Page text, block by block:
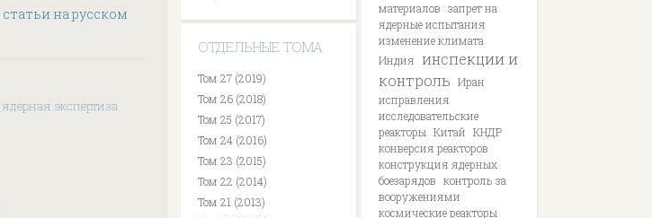
на русском
ядерная экспертиза
ОТДЕЛЬНЫЕ ТОМА
Том 27 (2019)
Том 26 (2018)
Том 25 (2017)
Том 24 (2016)
Том 23 (2015)
Том 22 (2014)
Том 21 (2013)
материалов запрет на
ядерные испытания
изменение климата
Индия инспекции и
контроль Иран
исправления
исследовательские
реакторы Китай КНДР
конверсия реакторов
конструкция ядерных
боезарядов контроль за
вооружениями
космические реакторы